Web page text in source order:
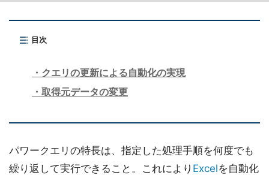
目次
クエリの更新による自動化の実現
取得元データの変更
パワークエリの特長は、指定した処理手順を何度でも
繰り返して実行できること。これにより Excelを自動化